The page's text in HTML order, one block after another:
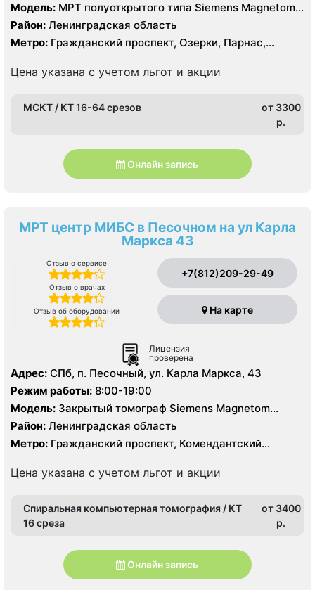
Модель: МРТ полуоткрытого типа Siemens Magnetom
Espree 1.5 Тесла, КТ Siemens SOMATOM Definition 16
срезов, КТ Siemens SOMATOM Definition AS 64 среза
Район: Ленинградская область
Метро: Гражданский проспект, Озерки, Парнас,
Цена указана с учетом льгот и акции
МСКТ / КТ 16-64 срезов
от 3300
p.
Онлайн запись
МРТ центр МИБС в Песочном на ул Карла
Маркса 43
Отзыв о сервисе
Отзыв о врачах
Отзыв об оборудовании
+7(812)209-29-49
На карте
Лицензия
проверена
Адрес: СПб, п. Песочный, ул. Карла Маркса, 43
Режим работы: 8:00-19:00
Модель: Закрытый томограф Siemens Magnetom
Avanto 1.5 Тесла, Siemens Somatom Sensation 16
срезов, УЗИ
Район: Ленинградская область
Метро: Гражданский проспект, Комендантский
Цена указана с учетом льгот и акции
Спиральная компьютерная томография / КТ
16 среза
от 3400
p.
Онлайн запись